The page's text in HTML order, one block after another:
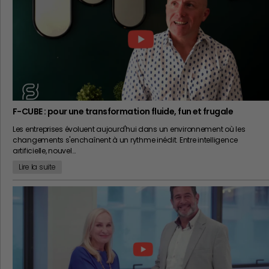
F-CUBE : pour une transformation fluide, fun et frugale
Les entreprises évoluent aujourd'hui dans un environnement où les
changements s'enchaînent à un rythme inédit. Entre intelligence
artificielle, nouvel…
Lire la suite